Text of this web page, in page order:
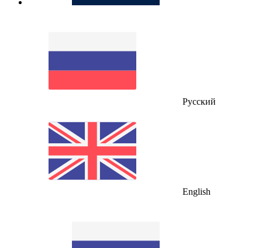
Русский
English